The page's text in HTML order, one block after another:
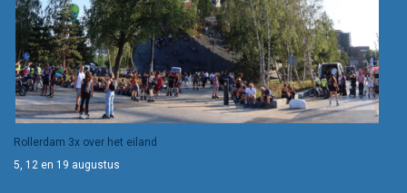
Rollerdam 3x over het eiland
5, 12 en 19 augustus